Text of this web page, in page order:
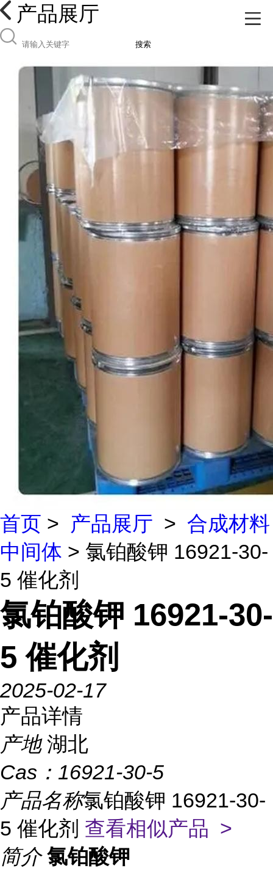
产品展厅
搜索
首页 > 产品展厅 > 合成材料
中间体 > 氯铂酸钾 16921-30-
5 催化剂
氯铂酸钾 16921-30-
5 催化剂
2025-02-17
产品详情
产地 湖北
Cas： 16921-30-5
产品名称氯铂酸钾 16921-30-
5 催化剂 查看相似产品 >
简介 氯铂酸钾